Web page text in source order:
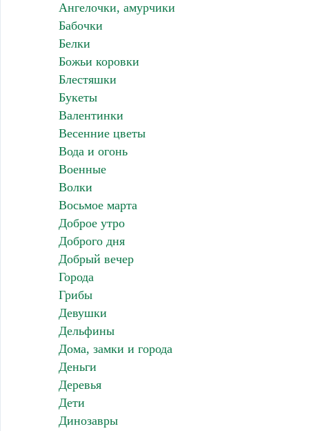
Ангелочки, амурчики
Бабочки
Белки
Божьи коровки
Блестяшки
Букеты
Валентинки
Весенние цветы
Вода и огонь
Военные
Волки
Восьмое марта
Доброе утро
Доброго дня
Добрый вечер
Города
Грибы
Девушки
Дельфины
Дома, замки и города
Деньги
Деревья
Дети
Динозавры